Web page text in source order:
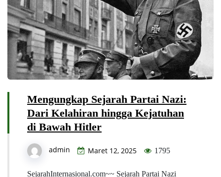
Mengungkap Sejarah Partai Nazi:
Dari Kelahiran hingga Kejatuhan
di Bawah Hitler
admin Maret 12, 2025 1795
SejarahInternasional.com~~ Sejarah Partai Nazi